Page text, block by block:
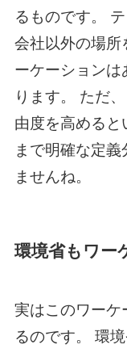
るものです。
会社以外の場所
ーケーションは
ります。 ただ
由度を高めると
まで明確な定
ませんね。
環境省もワー
実はこのワーケ
るのです。 環